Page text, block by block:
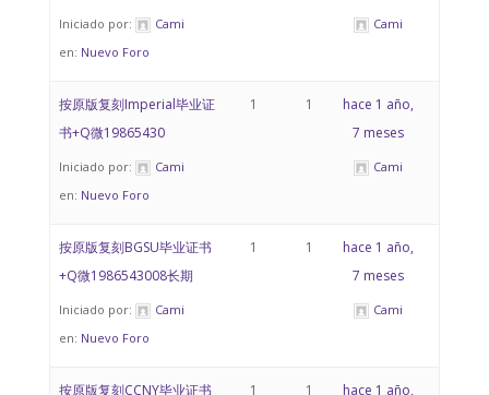
Iniciado por:
Cami
en: Nuevo Foro
Cami
按原版复刻Imperial毕业证
书+Q微19865430
Iniciado por:
Cami
en: Nuevo Foro
1 1
hace 1 año,
7 meses
Cami
按原版复刻BGSU毕业证书
+Q微1986543008长期
Iniciado por:
Cami
en: Nuevo Foro
1 1
hace 1 año,
7 meses
Cami
按原版复刻CCNY毕业证书
1 1
hace 1 año,